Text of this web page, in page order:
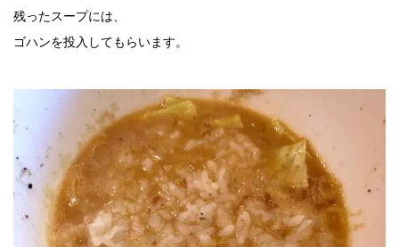
残ったスープには、
ゴハンを投入してもらいます。